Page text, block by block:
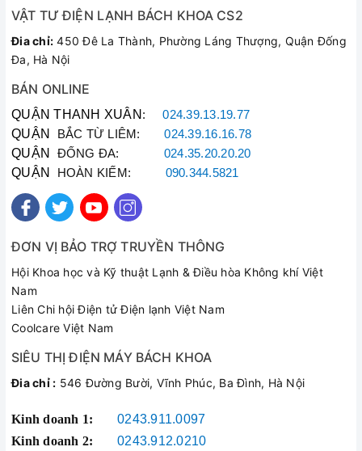
VẬT TƯ ĐIỆN LẠNH BÁCH KHOA CS2
Đia chỉ: 450 Đê La Thành, Phường Láng Thượng, Quận Đống
Đa, Hà Nội
BÁN ONLINE
QUẬN THANH XUÂN :024.39.13.19.77
QUẬN BẮC TỪ LIÊM:024.39.16.16.78
QUẬN ĐỐNG ĐA: 024.35.20.20.20
QUẬN HOÀN KIẾM: 090.344.5821
ĐƠN VỊ BẢO TRỢ TRUYỀN THÔNG
Hội Khoa học và Kỹ thuật Lạnh & Điều hòa Không khí Việt
Nam
Liên Chi hội Điện tử Điện lạnh Việt Nam
Coolcare Việt Nam
SIÊU THỊ ĐIỆN MÁY BÁCH KHOA
Đia chỉ : 546 Đường Bười, Vĩnh Phúc, Ba Đình, Hà Nội
Kinh doanh 1:
0243.911.0097
Kinh doanh 2:
0243.912.0210